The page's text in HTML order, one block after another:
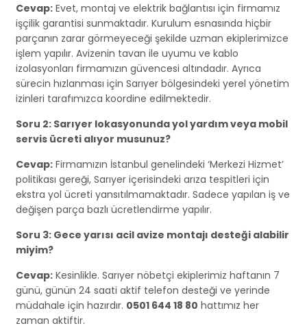
Cevap: Evet, montaj ve elektrik bağlantısı için firmamız
işçilik garantisi sunmaktadır. Kurulum esnasında hiçbir
parçanın zarar görmeyeceği şekilde uzman ekiplerimizce
işlem yapılır. Avizenin tavan ile uyumu ve kablo
izolasyonları firmamızın güvencesi altındadır. Ayrıca
sürecin hızlanması için Sarıyer bölgesindeki yerel yönetim
izinleri tarafımızca koordine edilmektedir.
Soru 2: Sarıyer lokasyonunda yol yardım veya mobil
servis ücreti alıyor musunuz?
Cevap: Firmamızın İstanbul genelindeki ‘Merkezi Hizmet’
politikası gereği, Sarıyer içerisindeki arıza tespitleri için
ekstra yol ücreti yansıtılmamaktadır. Sadece yapılan iş ve
değişen parça bazlı ücretlendirme yapılır.
Soru 3: Gece yarısı acil avize montajı desteği alabilir
miyim?
Cevap: Kesinlikle. Sarıyer nöbetçi ekiplerimiz haftanın 7
günü, günün 24 saati aktif telefon desteği ve yerinde
müdahale için hazırdır. 0501 644 18 80 hattımız her
zaman aktiftir.